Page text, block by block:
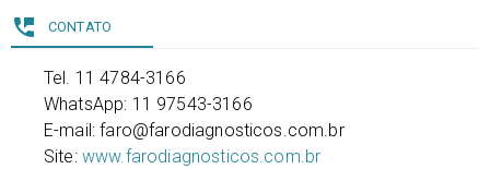
perm_phone_msg CONTATO
Tel. 11 4784-3166
WhatsApp: 11 97543-3166
E-mail: faro@farodiagnosticos.com.br
Site: www.farodiagnosticos.com.br